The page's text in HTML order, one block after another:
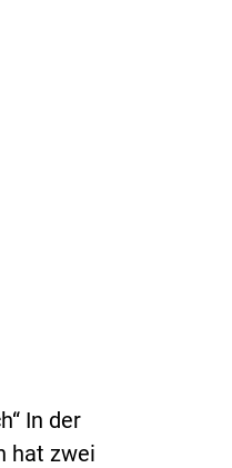
In der
hat zwei